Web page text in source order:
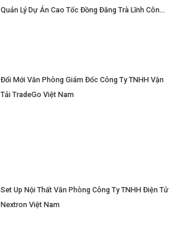
Quản Lý Dự Án Cao Tốc Đồng Đăng Trà Lĩnh Công
Đổi Mới Văn Phòng Giám Đốc Công Ty TNHH Vận
Tải TradeGo Việt Nam
Set Up Nội Thất Văn Phòng Công Ty TNHH Điện Tử
Nextron Việt Nam